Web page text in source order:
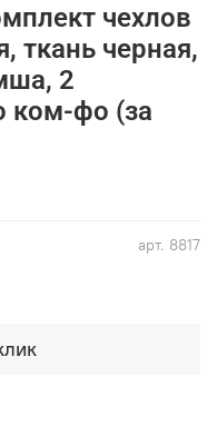
арт. 8817
чехлов
ткань черная,
2
ком-фо (за